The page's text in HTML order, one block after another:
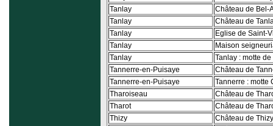
Tanlay
Château de Bel-
Tanlay
Château de
Tanlay
Eglise de Saint-
Tanlay
Maison
Tanlay
Tanlay : motte
Tannerre-en-Puisaye
Château de
Tannerre-en-Puisaye
Tannerre : motte
Tharoiseau
Château de
Tharot
Château de
Thizy
Château de Thizy